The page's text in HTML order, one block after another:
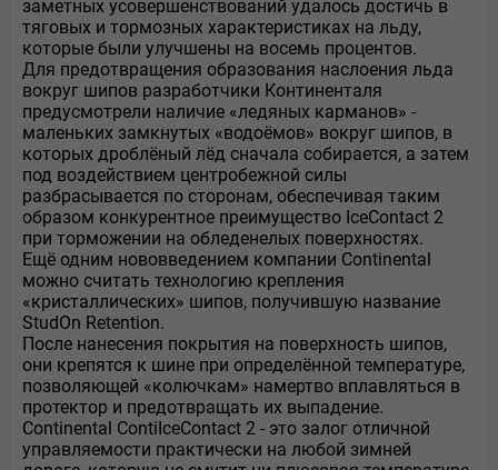
заметных усовершенствований удалось достичь в
тяговых и тормозных характеристиках на льду,
которые были улучшены на восемь процентов.
Для предотвращения образования наслоения льда
вокруг шипов разработчики Континенталя
предусмотрели наличие «ледяных карманов» -
маленьких замкнутых «водоёмов» вокруг шипов, в
которых дроблёный лёд сначала собирается, а затем
под воздействием центробежной силы
разбрасывается по сторонам, обеспечивая таким
образом конкурентное преимущество IceContact 2
при торможении на обледенелых поверхностях.
Ещё одним нововведением компании Continental
можно считать технологию крепления
«кристаллических» шипов, получившую название
StudOn Retention.
После нанесения покрытия на поверхность шипов,
они крепятся к шине при определённой температуре,
позволяющей «колючкам» намертво вплавляться в
протектор и предотвращать их выпадение.
Continental ContiIceContact 2 - это залог отличной
управляемости практически на любой зимней